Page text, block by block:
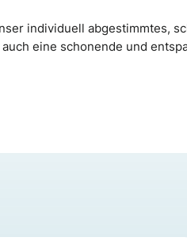
individuell abgestimmtes,
eine schonende und